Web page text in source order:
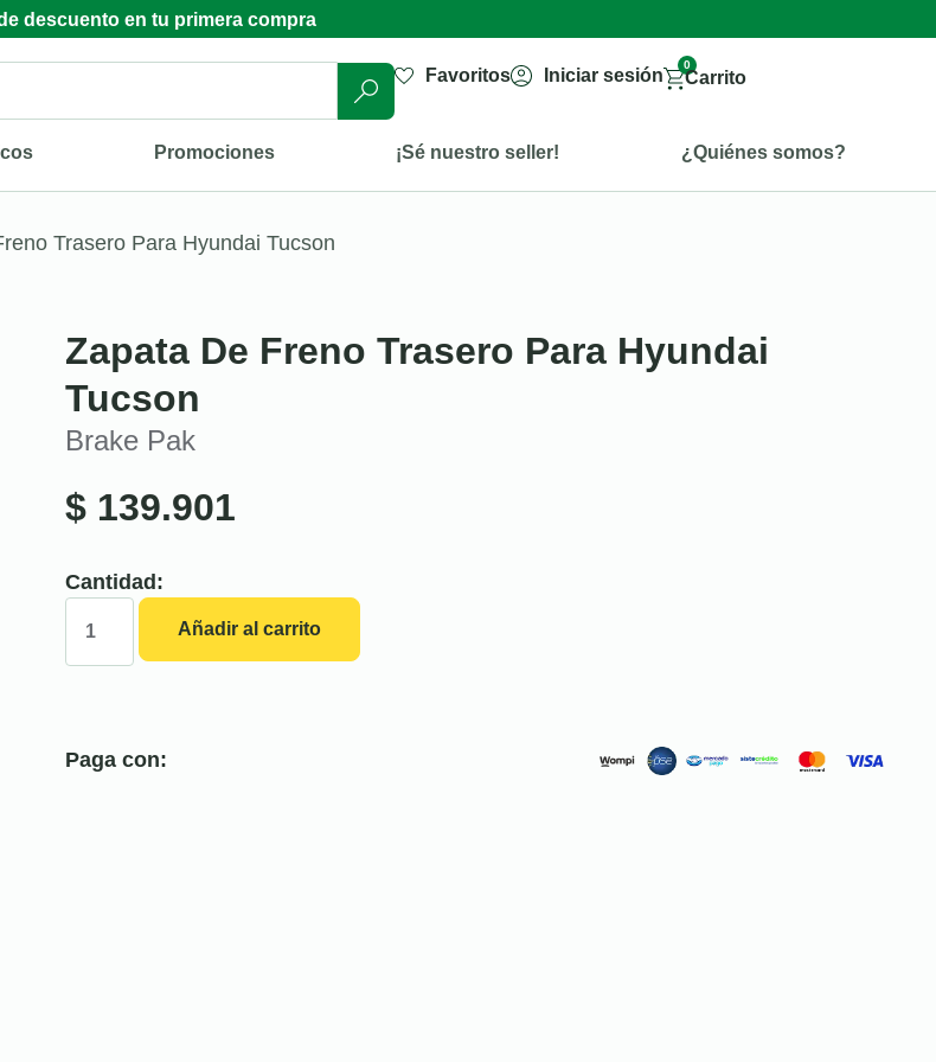
descuento en tu primera compra
Favoritos Iniciar sesión
0
Carrito
Promociones ¡Sé nuestro seller! ¿Quiénes somos?
Trasero Para Hyundai Tucson
Zapata De Freno Trasero Para Hyundai
Tucson
Brake Pak
$ 139.901
Cantidad:
Añadir al carrito
Paga con: